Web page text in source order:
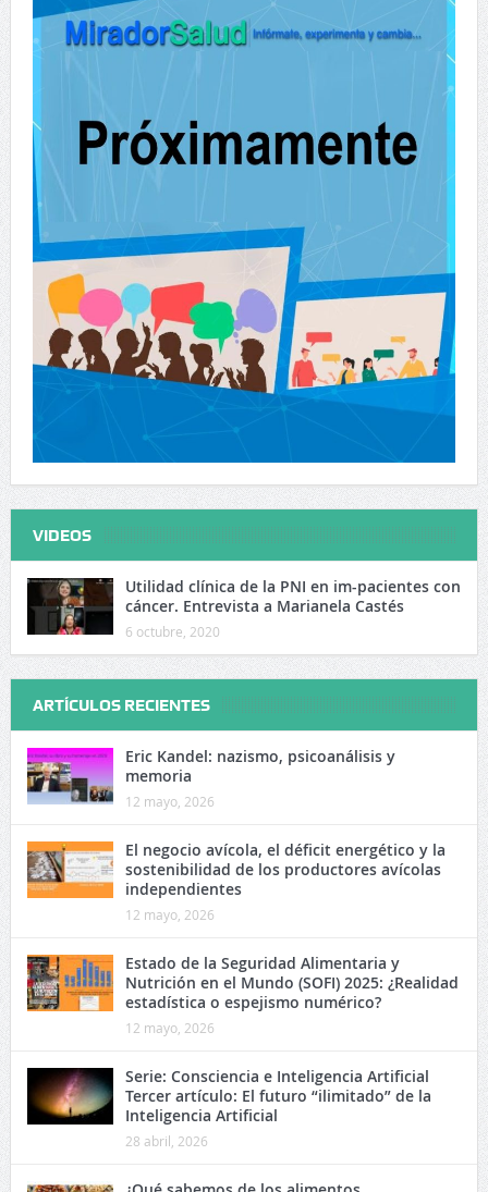
VIDEOS
Utilidad clínica de la PNI en im-pacientes con
cáncer. Entrevista a Marianela Castés
6 octubre, 2020
ARTÍCULOS RECIENTES
Eric Kandel: nazismo, psicoanálisis y
memoria
12 mayo, 2026
El negocio avícola, el déficit energético y la
sostenibilidad de los productores avícolas
independientes
12 mayo, 2026
Estado de la Seguridad Alimentaria y
Nutrición en el Mundo (SOFI) 2025: ¿Realidad
estadística o espejismo numérico?
12 mayo, 2026
Serie: Consciencia e Inteligencia Artificial
Tercer artículo: El futuro “ilimitado” de la
Inteligencia Artificial
28 abril, 2026